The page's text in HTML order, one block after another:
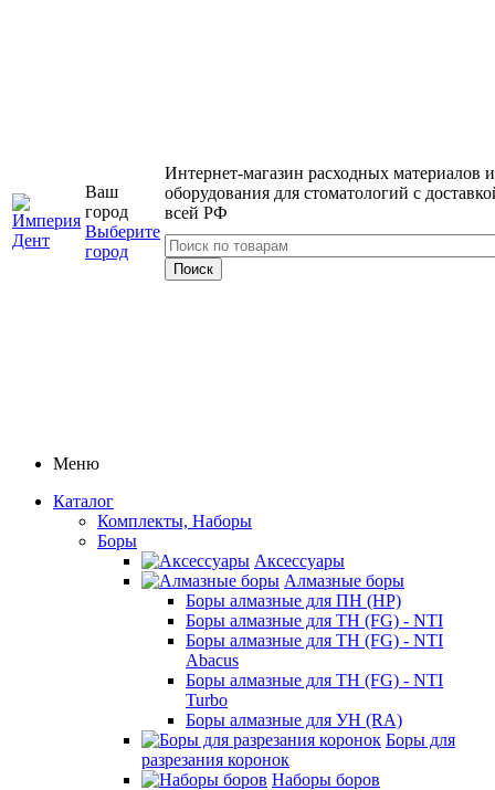
Ваш
город
Выберите
город
Интернет-магазин расходных материалов и
оборудования для стоматологий с
всей РФ
Меню
Каталог
Комплекты, Наборы
Боры
Аксессуары
Алмазные боры
Боры алмазные для ПН (HP)
Боры алмазные для ТН (FG) - NTI
Боры алмазные для ТН (FG) - NTI
Abacus
Боры алмазные для ТН (FG) - NTI
Turbo
Боры алмазные для УН (RA)
Боры для
разрезания коронок
Наборы боров